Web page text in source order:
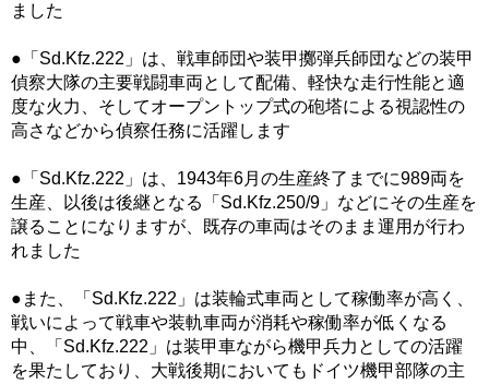
ました
●「Sd.Kfz.222」は、戦車師団や装甲擲弾兵師団などの装甲
偵察大隊の主要戦闘車両として配備、軽快な走行性能と適
度な火力、そしてオープントップ式の砲塔による視認性の
高さなどから偵察任務に活躍します
●「Sd.Kfz.222」は、1943年6月の生産終了までに989両を
生産、以後は後継となる「Sd.Kfz.250/9」などにその生産を
譲ることになりますが、既存の車両はそのまま運用が行わ
れました
●また、「Sd.Kfz.222」は装輪式車両として稼働率が高く、
戦いによって戦車や装軌車両が消耗や稼働率が低くなる
中、「Sd.Kfz.222」は装甲車ながら機甲兵力としての活躍
を果たしており、大戦後期においてもドイツ機甲部隊の主